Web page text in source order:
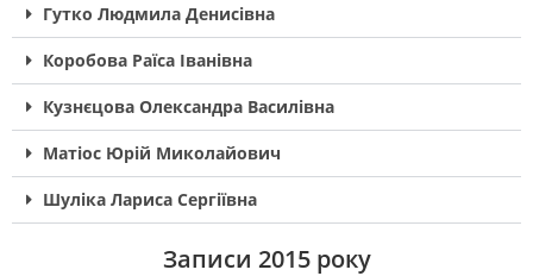
Гутко Людмила Денисівна
Коробова Раїса Іванівна
Кузнєцова Олександра Василівна
Матіос Юрій Миколайович
Шуліка Лариса Сергіївна
Записи 2015 року